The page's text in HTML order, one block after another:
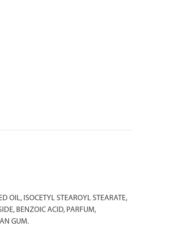
OIL, ISOCETYL STEAROYL STEARATE,
BENZOIC ACID, PARFUM,
GUM.